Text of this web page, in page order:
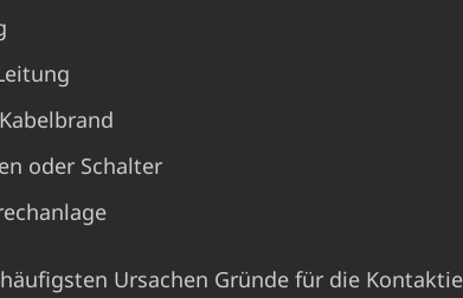
oder Schalter
Ursachen Gründe für die